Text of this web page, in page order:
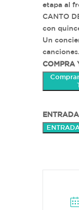
etapa al
CANTO
con
Un
canciones.
COMPRA